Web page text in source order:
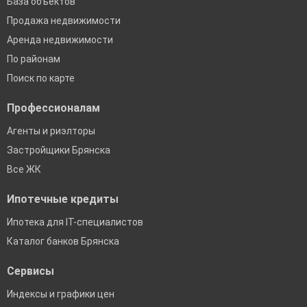
Продажа недвижимости
Аренда недвижимости
По районам
Поиск по карте
Профессионалам
Агенты и риэлторы
Застройщики Брянска
Все ЖК
Ипотечные кредиты
Ипотека для IT-специалистов
Каталог банков Брянска
Сервисы
Индексы и графики цен